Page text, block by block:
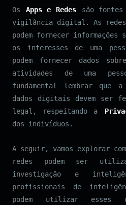
Os Apps e Redes
são fontes
vigilância digital. As redes
podem fornecer informações
os interesses de uma
podem fornecer dados
atividades de uma
fundamental lembrar que
dados digitais devem ser
legal, respeitando a
dos indivíduos.
A seguir, vamos explorar
redes podem ser
investigação e
profissionais de
podem utilizar esses